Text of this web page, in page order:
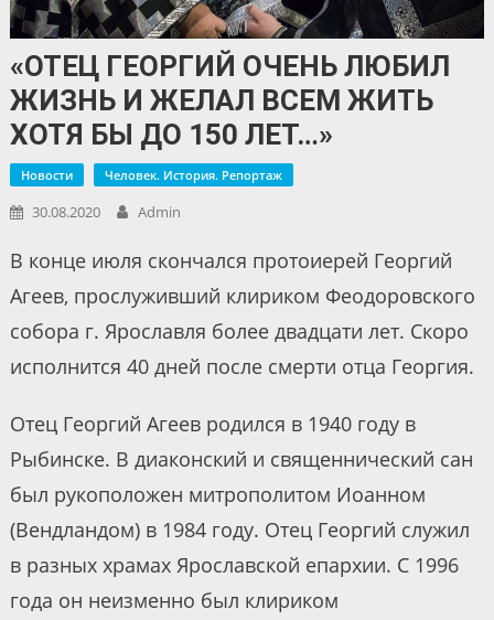
«ОТЕЦ ГЕОРГИЙ ОЧЕНЬ ЛЮБИЛ
ЖИЗНЬ И ЖЕЛАЛ ВСЕМ ЖИТЬ
ХОТЯ БЫ ДО 150 ЛЕТ…»
Новости Человек. История. Репортаж
30.08.2020 Admin
В конце июля скончался протоиерей Георгий
Агеев, прослуживший клириком Феодоровского
собора г. Ярославля более двадцати лет. Скоро
исполнится 40 дней после смерти отца Георгия.
Отец Георгий Агеев родился в 1940 году в
Рыбинске. В диаконский и священнический сан
был рукоположен митрополитом Иоанном
(Вендландом) в 1984 году. Отец Георгий служил
в разных храмах Ярославской епархии. С 1996
года он неизменно был клириком